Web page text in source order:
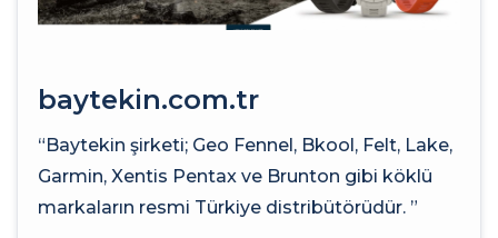
baytekin.com.tr
“Baytekin şirketi; Geo Fennel, Bkool, Felt, Lake,
Garmin, Xentis Pentax ve Brunton gibi köklü
markaların resmi Türkiye distribütörüdür. ”